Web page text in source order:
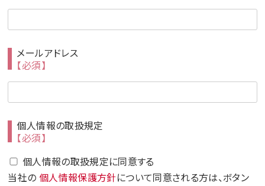
メールアドレス
【必須】
個人情報の取扱規定
【必須】
個人情報の取扱規定に同意する
当社の 個人情報保護方針について同意される方は、ボタン